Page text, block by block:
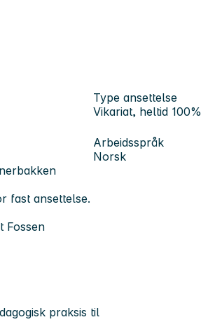
Type ansettelse
Vikariat, heltid 100%
Arbeidsspråk
Norsk
fast ansettelse.
Fossen
praksis til